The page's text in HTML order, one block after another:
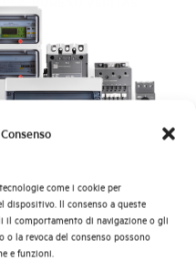
come i cookie per
dispositivo. Il consenso a queste
il comportamento di navigazione o gli
o la revoca del consenso possono
e funzioni.
di più?